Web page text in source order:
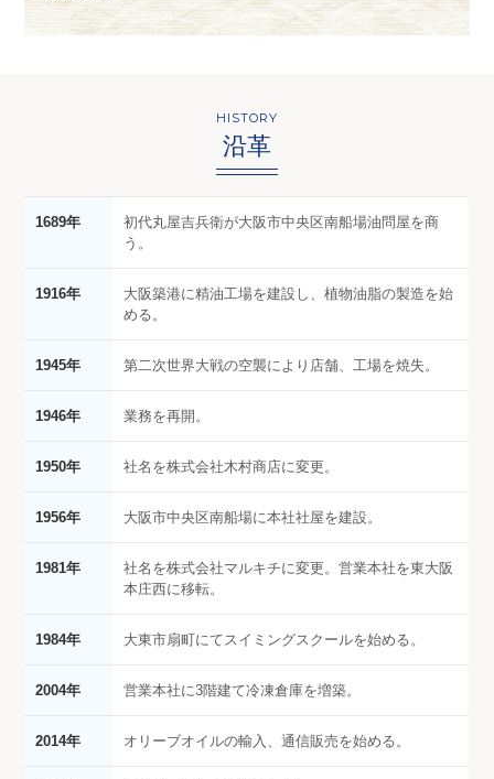
HISTORY
沿革
1689年
初代丸屋吉兵衛が大阪市中央区南船場油問屋を商
う。
1916年
大阪築港に精油工場を建設し、植物油脂の製造を始
める。
1945年 第二次世界大戦の空襲により店舗、工場を焼失。
1946年 業務を再開。
1950年 社名を株式会社木村商店に変更。
1956年 大阪市中央区南船場に本社社屋を建設。
1981年
社名を株式会社マルキチに変更。営業本社を東大阪
本庄西に移転。
1984年 大東市扇町にてスイミングスクールを始める。
2004年 営業本社に3階建て冷凍倉庫を増築。
2014年 オリーブオイルの輸入、通信販売を始める。